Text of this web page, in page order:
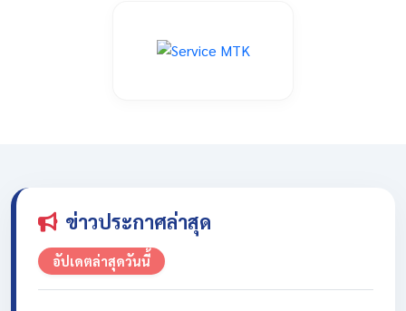
ข่าวประกาศล่าสุด
อัปเดตล่าสุดวันนี้